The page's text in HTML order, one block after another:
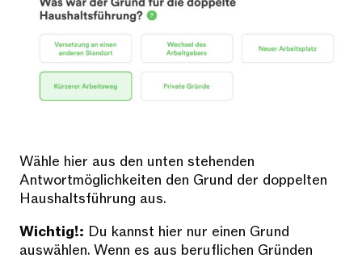
Wähle hier aus den unten stehenden
Antwortmöglichkeiten den Grund der doppelten
Haushaltsführung aus.
Wichtig!: Du kannst hier nur einen Grund
auswählen. Wenn es aus beruflichen Gründen